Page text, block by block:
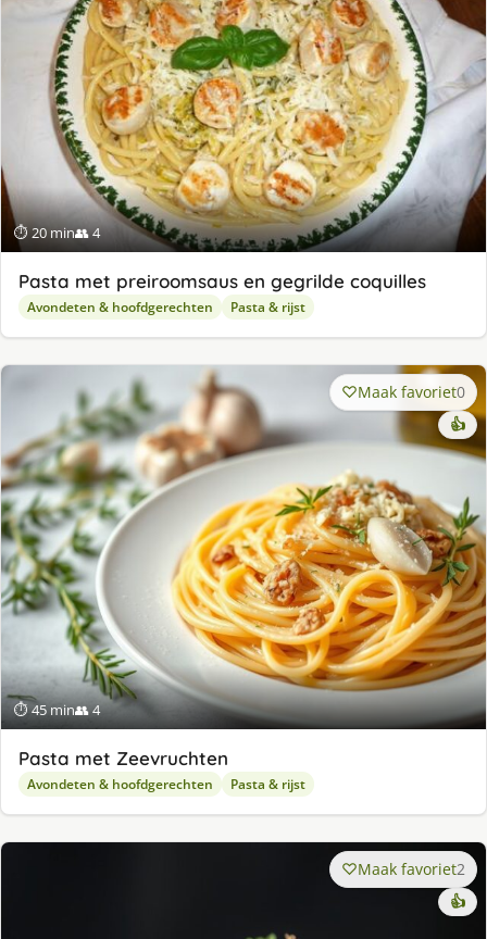
⏱ 20 min👥 4
Pasta met preiroomsaus en gegrilde coquilles
Avondeten & hoofdgerechten Pasta & rijst
⏱ 45 min👥 4
Maak favoriet0
👍
Pasta met Zeevruchten
Avondeten & hoofdgerechten Pasta & rijst
Maak favoriet2
👍